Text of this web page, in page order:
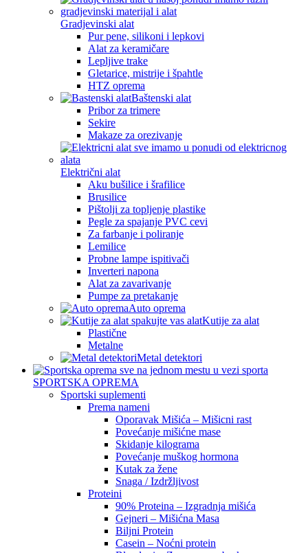
Gradjevinski alat
Pur pene, silikoni i lepkovi
Alat za keramičare
Lepljive trake
Gletarice, mistrije i špahtle
HTZ oprema
Baštenski alat
Pribor za trimere
Sekire
Makaze za orezivanje
Električni alat
Aku bušilice i šrafilice
Brusilice
Pištolji za topljenje plastike
Pegle za spajanje PVC cevi
Za farbanje i poliranje
Lemilice
Probne lampe ispitivači
Inverteri napona
Alat za zavarivanje
Pumpe za pretakanje
Auto oprema
Kutije za alat
Plastične
Metalne
Metal detektori
SPORTSKA OPREMA
Sportski suplementi
Prema nameni
Oporavak Mišića – Mišicni rast
Povećanje mišićne mase
Skidanje kilograma
Povećanje muškog hormona
Kutak za žene
Snaga / Izdržljivost
Proteini
90% Proteina – Izgradnja mišića
Gejneri – Mišićna Masa
Biljni Protein
Casein – Noćni protein